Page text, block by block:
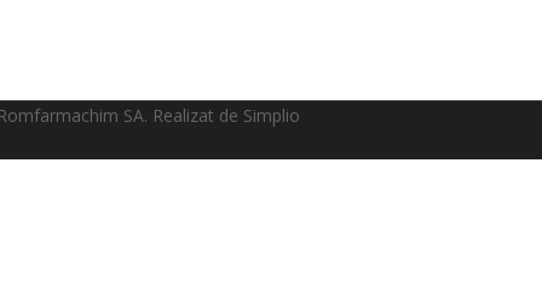
SA. Realizat de Simplio